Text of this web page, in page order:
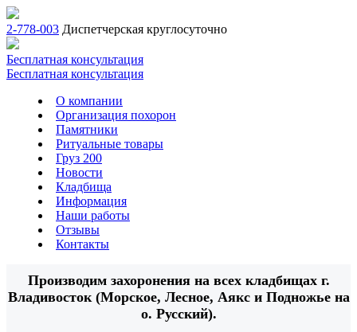
2-778-003 Диспетчерская круглосуточно
Бесплатная консультация
Бесплатная консультация
О компании
Организация похорон
Памятники
Ритуальные товары
Груз 200
Новости
Кладбища
Информация
Наши работы
Отзывы
Контакты
Производим захоронения на всех кладбищах г.
Владивосток (Морское, Лесное, Аякс и Подножье на
о. Русский).